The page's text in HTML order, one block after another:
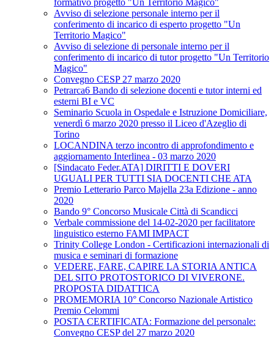
formativo progetto "Un Territorio Magico"
Avviso di selezione personale interno per il
conferimento di incarico di esperto progetto "Un
Territorio Magico"
Avviso di selezione di personale interno per il
conferimento di incarico di tutor progetto "Un Territorio
Magico"
Convegno CESP 27 marzo 2020
Petrarca6 Bando di selezione docenti e tutor interni ed
esterni BI e VC
Seminario Scuola in Ospedale e Istruzione Domiciliare,
venerdì 6 marzo 2020 presso il Liceo d'Azeglio di
Torino
LOCANDINA terzo incontro di approfondimento e
aggiornamento Interlinea - 03 marzo 2020
[Sindacato Feder.ATA] DIRITTI E DOVERI
UGUALI PER TUTTI SIA DOCENTI CHE ATA
Premio Letterario Parco Majella 23a Edizione - anno
2020
Bando 9° Concorso Musicale Città di Scandicci
Verbale commissione del 14-02-2020 per facilitatore
linguistico esterno FAMI IMPACT
Trinity College London - Certificazioni internazionali di
musica e seminari di formazione
VEDERE, FARE, CAPIRE LA STORIA ANTICA
DEL SITO PROTOSTORICO DI VIVERONE.
PROPOSTA DIDATTICA
PROMEMORIA 10° Concorso Nazionale Artistico
Premio Celommi
POSTA CERTIFICATA: Formazione del personale:
Convegno CESP del 27 marzo 2020